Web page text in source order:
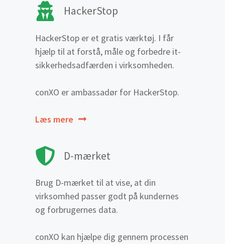
HackerStop
HackerStop er et gratis værktøj. I får
hjælp til at forstå, måle og forbedre it-
sikkerhedsadfærden i virksomheden.
conXO er ambassadør for HackerStop.
Læs mere
D-mærket
Brug D-mærket til at vise, at din
virksomhed passer godt på kundernes
og forbrugernes data.
conXO kan hjælpe dig gennem processen